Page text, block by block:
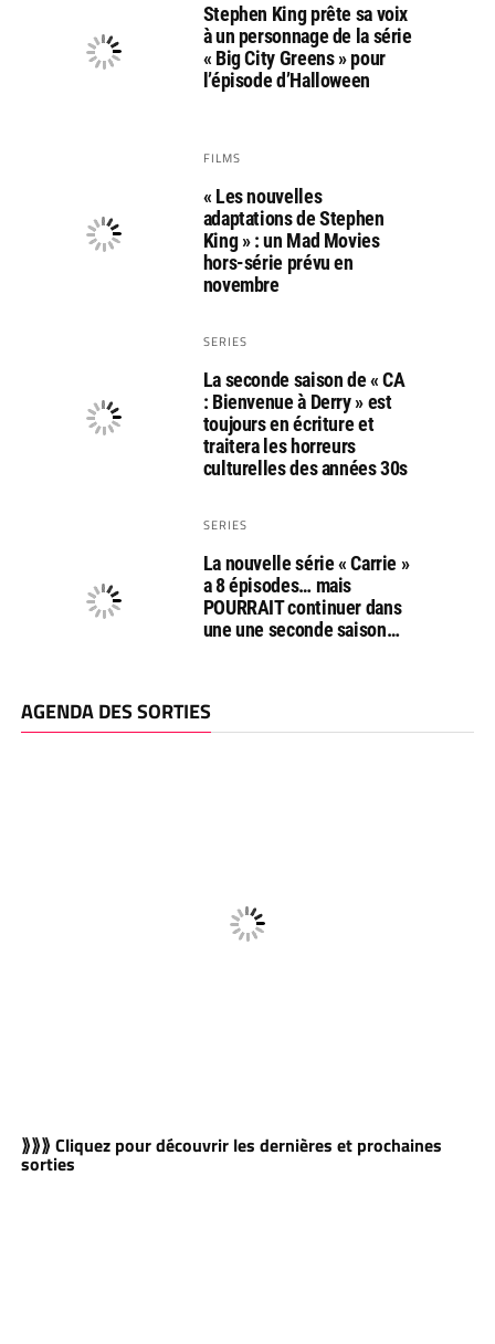
Stephen King prête sa voix
à un personnage de la série
« Big City Greens » pour
l’épisode d’Halloween
FILMS
« Les nouvelles
adaptations de Stephen
King » : un Mad Movies
hors-série prévu en
novembre
SERIES
La seconde saison de « CA
: Bienvenue à Derry » est
toujours en écriture et
traitera les horreurs
culturelles des années 30s
SERIES
La nouvelle série « Carrie »
a 8 épisodes… mais
POURRAIT continuer dans
une une seconde saison…
AGENDA DES SORTIES
⟫⟫⟫ Cliquez pour découvrir les dernières et prochaines
sorties